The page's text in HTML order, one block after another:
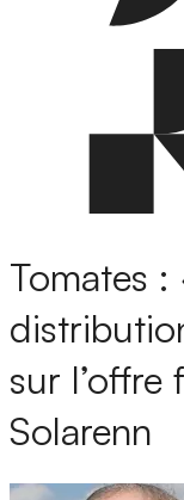
Tomates
sur l’offre
Solarenn